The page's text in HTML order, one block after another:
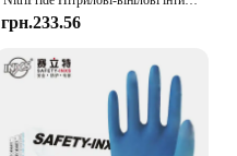
грн.233.56